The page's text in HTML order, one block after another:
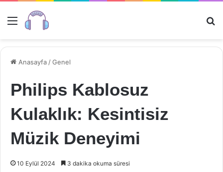
Menü
Anasayfa /Genel
Philips Kablosuz
Kulaklık: Kesintisiz
Müzik Deneyimi
10 Eylül 2024 3 dakika okuma süresi